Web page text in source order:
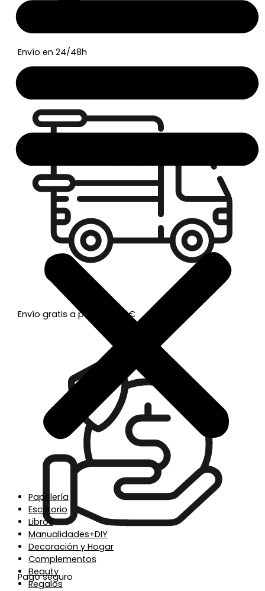
Papelería
Escritorio
Libros
Manualidades+DIY
Decoración y Hogar
Complementos
Beauty
Regalos
Envío en 24/48h
Envío gratis a partir de 50€
Pago seguro